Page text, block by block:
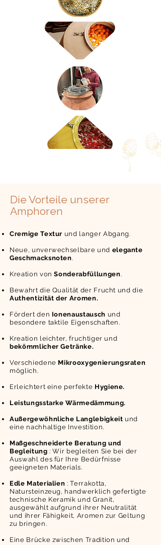
Die Vorteile unserer
Amphoren
Cremige Textur und langer Abgang.
Neue, unverwechselbare und elegante
Geschmacksnoten.
Kreation vonSonderabfüllungen.
Bewahrt die Qualität der Frucht und die
Authentizität der Aromen.
Fördert den Ionenaustausch und
besondere taktile Eigenschaften.
Kreation leichter, fruchtiger und
bekömmlicher Getränke.
Verschiedene Mikrooxygenierungsraten
möglich.
Erleichtert eine perfekte Hygiene.
Leistungsstarke Wärmedämmung.
Außergewöhnliche Langlebigkeit und
eine nachhaltige Investition.
Maßgeschneiderte Beratung und
Begleitung : Wir begleiten Sie bei der
Auswahl des für Ihre Bedürfnisse
geeigneten Materials.
Edle Materialien : Terrakotta,
Natursteinzeug, handwerklich gefertigte
technische Keramik und Granit,
ausgewählt aufgrund ihrer Neutralität
und ihrer Fähigkeit, Aromen zur Geltung
zu bringen.
Eine Brücke zwischen Tradition und